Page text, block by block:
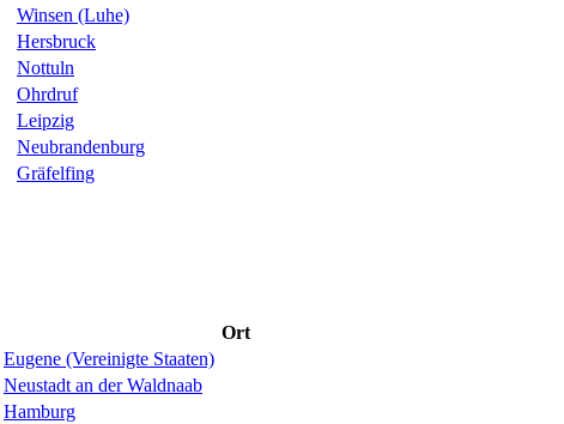
Winsen (Luhe)
Hersbruck
Nottuln
Ohrdruf
Leipzig
Neubrandenburg
Gräfelfing
Ort
Eugene (Vereinigte Staaten)
Neustadt an der Waldnaab
Hamburg